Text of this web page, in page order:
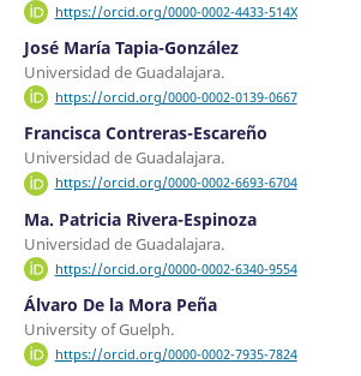
https://orcid.org/0000-0002-4433-514X
José María Tapia-González
Universidad de Guadalajara.
https://orcid.org/0000-0002-0139-0667
Francisca Contreras-Escareño
Universidad de Guadalajara.
https://orcid.org/0000-0002-6693-6704
Ma. Patricia Rivera-Espinoza
Universidad de Guadalajara.
https://orcid.org/0000-0002-6340-9554
Álvaro De la Mora Peña
University of Guelph.
https://orcid.org/0000-0002-7935-7824